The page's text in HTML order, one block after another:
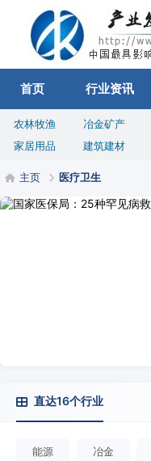
首页 行业资讯
农林牧渔 冶金矿产
家居用品
建筑建材
主页 医疗卫生
直达16个行业
能源 冶金